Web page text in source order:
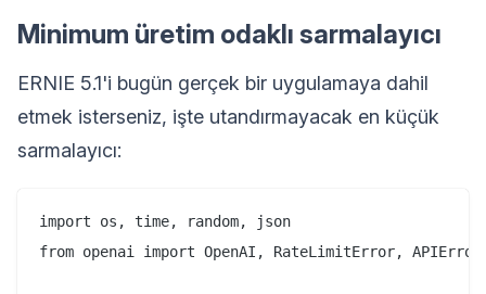
Minimum üretim odaklı sarmalayıcı
ERNIE 5.1'i bugün gerçek bir uygulamaya dahil
etmek isterseniz, işte utandırmayacak en küçük
sarmalayıcı:
import os, time, random, json
from openai import OpenAI, RateLimitError, APIError